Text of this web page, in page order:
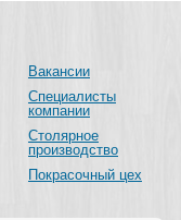
Вакансии
Специалисты
компании
Столярное
производство
Покрасочный цех